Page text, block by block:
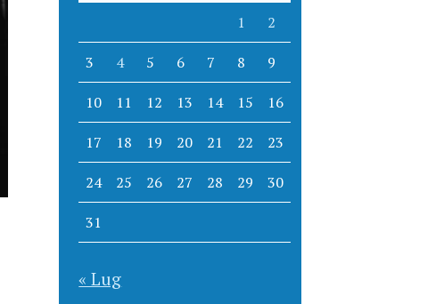
1 2
3 4 5 6 7 8 9
10 11 12 13 14 15 16
17 18 19 20 21 22 23
24 25 26 27 28 29 30
31
« Lug